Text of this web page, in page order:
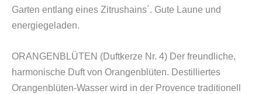
Garten entlang eines Zitrushains´. Gute Laune und
energiegeladen.
ORANGENBLÜTEN (Duftkerze Nr. 4) Der freundliche,
harmonische Duft von Orangenblüten. Destilliertes
Orangenblüten-Wasser wird in der Provence traditionell